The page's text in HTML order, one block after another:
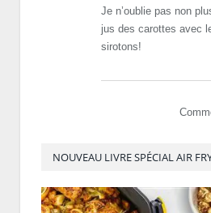
Je n’oublie pas non
jus des carottes avec
sirotons!
NOUVEAU LIVRE SPÉCIAL AIR